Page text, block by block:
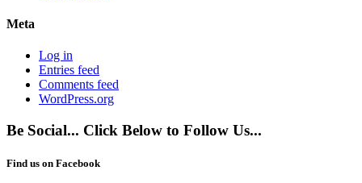
Meta
Log in
Entries feed
Comments feed
WordPress.org
Be Social... Click Below to Follow Us...
Find us on Facebook